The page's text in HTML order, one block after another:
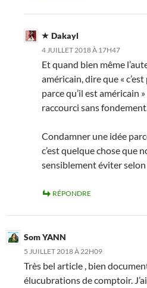
Dakayl
4 JUILLET 2018 À 17H47
Et quand bien même
américain, dire que «
parce qu’il est américain
raccourci sans
Condamner une idée
c’est quelque chose que
sensiblement éviter
RÉPONDRE
Som YANN
5 JUILLET 2018 À 22H09
Très bel article , bien
élucubrations de comptoir.